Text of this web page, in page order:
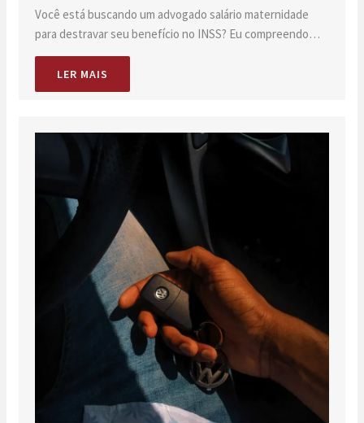
Você está buscando um advogado salário maternidade
para destravar seu benefício no INSS? Eu compreendo…
LER MAIS